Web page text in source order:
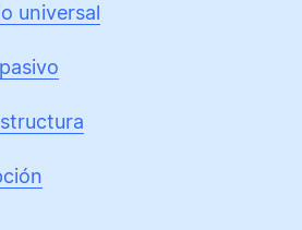
universal